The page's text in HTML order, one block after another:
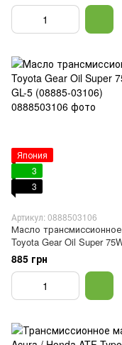
Япония
3
3
Артикул: 0888503106
Масло трансмиссионное
Toyota Gear Oil Super
GL-5 (08885-03106)
885 грн